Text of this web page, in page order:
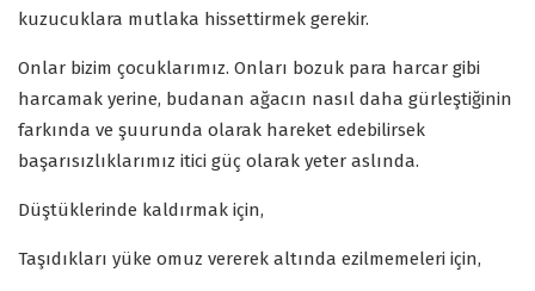
kuzucuklara mutlaka hissettirmek gerekir.
Onlar bizim çocuklarımız. Onları bozuk para harcar gibi
harcamak yerine, budanan ağacın nasıl daha gürleştiğinin
farkında ve şuurunda olarak hareket edebilirsek
başarısızlıklarımız itici güç olarak yeter aslında.
Düştüklerinde kaldırmak için,
Taşıdıkları yüke omuz vererek altında ezilmemeleri için,